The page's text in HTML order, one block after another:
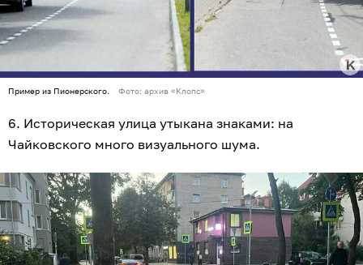
Пример из Пионерского. Фото: архив «Клопс»
6. Историческая улица утыкана знаками: на
Чайковского много визуального шума.